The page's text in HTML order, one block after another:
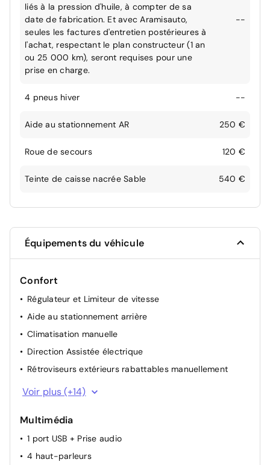
liés à la pression d'huile, à compter de sa
date de fabrication. Et avec Aramisauto,
seules les factures d'entretien postérieures à
l'achat, respectant le plan constructeur (1 an
ou 25 000 km), seront requises pour une
prise en charge.
--
4 pneus hiver --
Aide au stationnement AR 250 €
Roue de secours 120 €
Teinte de caisse nacrée Sable 540 €
Équipements du véhicule
Confort
Régulateur et Limiteur de vitesse
Aide au stationnement arrière
Climatisation manuelle
Direction Assistée électrique
Rétroviseurs extérieurs rabattables manuellement
Appui-tête AR réglable
Siège conducteur avec réglage manuel en hauteur
Siège passager à réglage mécanique
Dossier du siège conducteur inclinable
Voir plus (+14)
Multimédia
1 port USB + Prise audio
4 haut-parleurs